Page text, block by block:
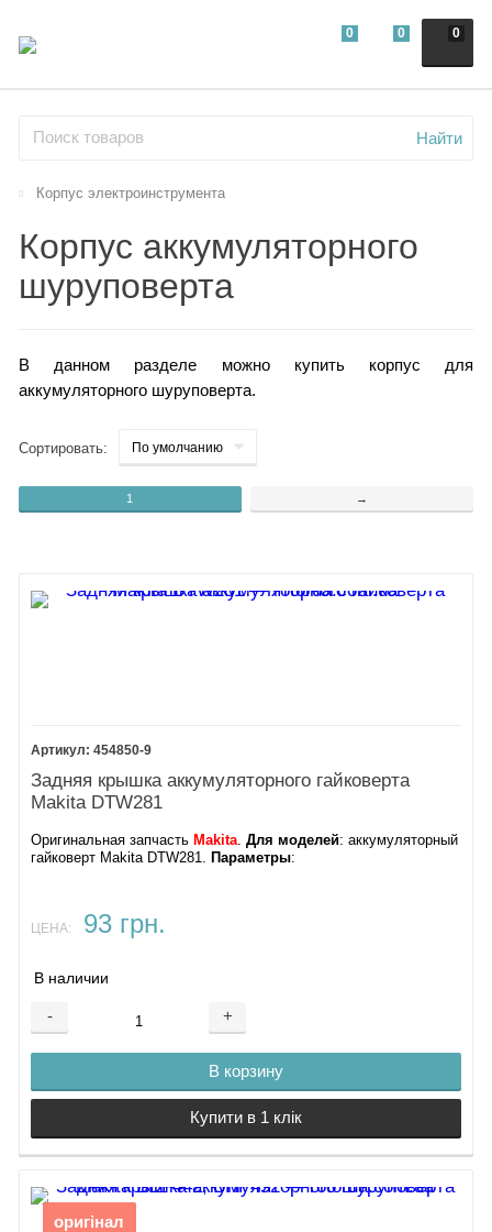
0
0 0
Найти
Корпус электроинструмента
Корпус аккумуляторного
шуруповерта
В данном разделе можно купить корпус для
аккумуляторного шуруповерта.
Сортировать:
1 →
454850-9
Задняя крышка аккумуляторного гайковерта
Makita DTW281
Оригинальная запчасть Makita .Для моделей: аккумуляторный
гайковерт Makita DTW281.
Параметры:
ЦЕНА: 93 грн.
В наличии
- +
В корзину
Купити в 1 клік
оригінал